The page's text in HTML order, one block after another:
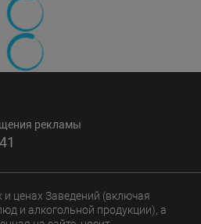
рекламы
ценах Заведений (включая
и алкогольной продукции), а